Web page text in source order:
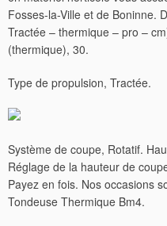
Fosses-la-Ville et de Boninne.
Tractée – thermique – pro –
(thermique), 30.
Type de propulsion, Tractée.
Système de coupe, Rotatif.
Réglage de la hauteur de
Payez en fois. Nos occasions
Tondeuse Thermique Bm4.